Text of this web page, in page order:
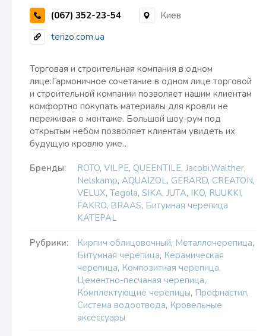
(067) 352-23-54
Киев
terizo.com.ua
Торговая и строительная компания в одном
лице:Гармоничное сочетание в одном лице торговой
и строительной компании позволяет нашим клиентам
комфортно покупать материалы для кровли не
переживая о монтаже. Большой шоу-рум под
открытым небом позволяет клиентам увидеть их
будущую кровлю уже…
Бренды: ROTO, VILPE, QUEENTILE, Jacobi.Walther,
Nelskamp, AQUAIZOL, GERARD, CREATON,
VELUX, Tegola, SIKA, JUTA, IKO, RUUKKI,
FAKRO, BRAAS, Битумная черепица
KATEPAL
Рубрики: Кирпич облицовочный, Металлочерепица,
Битумная черепица, Керамическая
черепица, Композитная черепица,
Цементно-песчаная черепица,
Комплектующие черепицы, Профнастил,
Система водоотвода, Кровельные
аксессуары